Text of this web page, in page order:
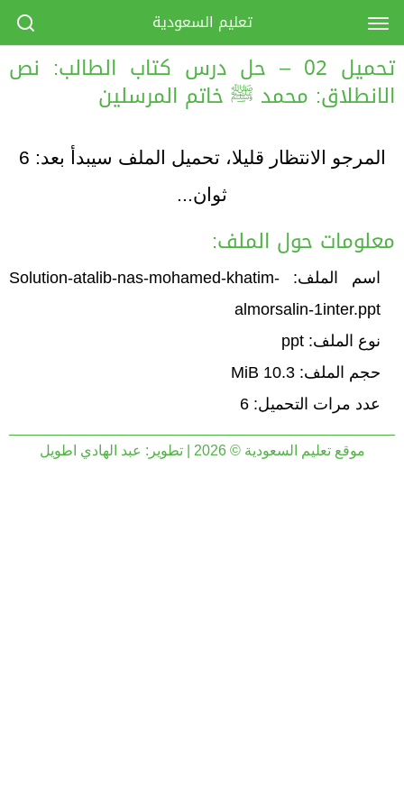
تحميل 02 – حل درس كتاب الطالب: نص
الانطلاق: محمد ﷺ خاتم المرسلين
المرجو الانتظار قليلا، تحميل الملف سيبدأ بعد: 6
ثوان...
معلومات حول الملف:
اسم الملف: Solution-atalib-nas-mohamed-khatim-
almorsalin-1inter.ppt
نوع الملف: ppt
حجم الملف: 10.3 MiB
عدد مرات التحميل: 6
موقع تعليم السعودية © 2026 | تطوير: عبد الهادي اطويل
تعليم السعودية